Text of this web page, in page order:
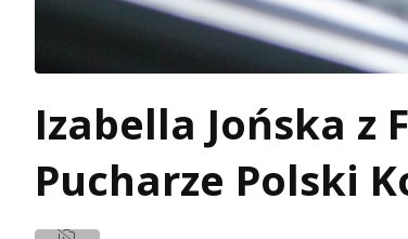
Izabella Jońska
Pucharze Polski